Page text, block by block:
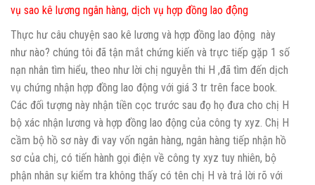
vụ sao kê lương ngân hàng, dịch vụ hợp đồng lao động
Thực hư câu chuyện sao kê lương và hợp đồng lao động này
như nào? chúng tôi đã tận mắt chứng kiến và trực tiếp gặp 1 số
nạn nhân tìm hiểu, theo như lời chị nguyễn thi H ,đã tìm đến dịch
vụ chứng nhận hợp đồng lao động với giá 3 tr trên face book.
Các đối tượng này nhận tiền cọc trước sau đọ họ đưa cho chị H
bộ xác nhận lương và hợp đồng lao động của công ty xyz. Chị H
cầm bộ hồ sơ này đi vay vốn ngân hàng, ngân hàng tiếp nhận hồ
sơ của chị, có tiến hành gọi điện về công ty xyz tuy nhiên, bộ
phận nhân sự kiểm tra không thấy có tên chị H và trả lời rõ với